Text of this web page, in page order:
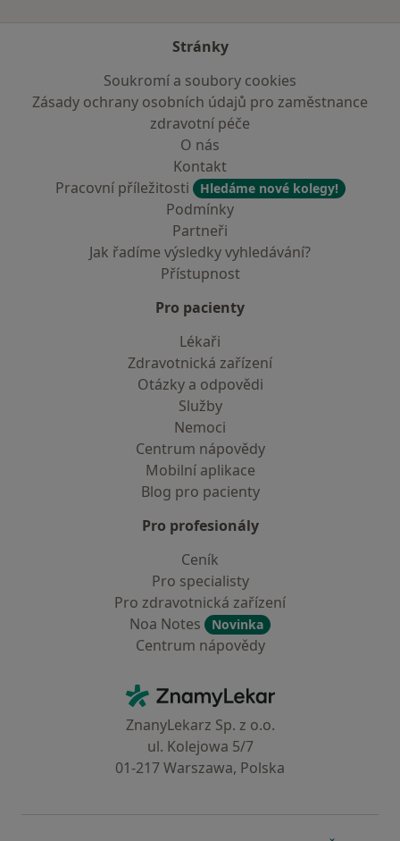
Stránky
Soukromí a soubory cookies
Zásady ochrany osobních údajů pro zaměstnance
zdravotní péče
O nás
Kontakt
Pracovní příležitosti
Hledáme nové kolegy!
Podmínky
Partneři
Jak řadíme výsledky vyhledávání?
Přístupnost
Pro pacienty
Lékaři
Zdravotnická zařízení
Otázky a odpovědi
Služby
Nemoci
Centrum nápovědy
Mobilní aplikace
Blog pro pacienty
Pro profesionály
Ceník
Pro specialisty
Pro zdravotnická zařízení
Noa Notes
Novinka
Centrum nápovědy
ZnamyLekar - Hlavní stránka
ZnanyLekarz Sp. z o.o.
ul. Kolejowa 5/7
01-217 Warszawa, Polska